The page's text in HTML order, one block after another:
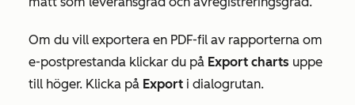
Om du vill exportera en PDF-fil av rapporterna om
e-postprestanda klickar du på Export charts uppe
till höger. Klicka på Export i dialogrutan.